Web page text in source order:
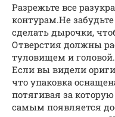
Разрежьте все
контурам.Не
сделать дырочки,
Отверстия должны
туловищем и головой.
Если вы видели
что упаковка
потягивая за
самым появляется